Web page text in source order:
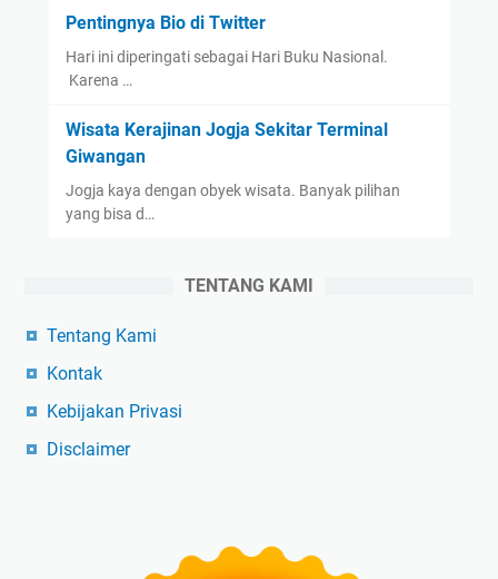
Pentingnya Bio di Twitter
Hari ini diperingati sebagai Hari Buku Nasional.
Karena …
Wisata Kerajinan Jogja Sekitar Terminal
Giwangan
Jogja kaya dengan obyek wisata. Banyak pilihan
yang bisa d…
TENTANG KAMI
Tentang Kami
Kontak
Kebijakan Privasi
Disclaimer